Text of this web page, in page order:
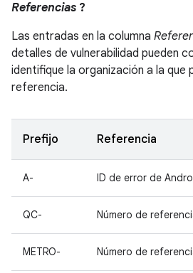
Referencias ?
Las entradas en la columna
detalles de vulnerabilidad pueden
identifique la organización a la que
referencia.
Prefijo Referencia
A- ID de error de
QC- Número de
METRO- Número de